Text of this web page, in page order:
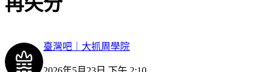
臺灣吧｜大抓周學院